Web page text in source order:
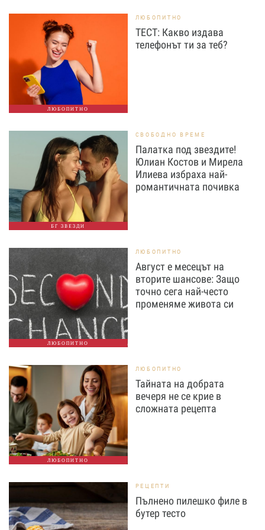
ЛЮБОПИТНО
ЛЮБОПИТНО
ТЕСТ: Какво издава
телефонът ти за теб?
БГ ЗВЕЗДИ
СВОБОДНО ВРЕМЕ
Палатка под звездите!
Юлиан Костов и Мирела
Илиева избраха най-
романтичната почивка
ЛЮБОПИТНО
ЛЮБОПИТНО
Август е месецът на
вторите шансове: Защо
точно сега най-често
променяме живота си
ЛЮБОПИТНО
ЛЮБОПИТНО
Тайната на добрата
вечеря не се крие в
сложната рецепта
РЕЦЕПТИ
Пълнено пилешко филе в
бутер тесто